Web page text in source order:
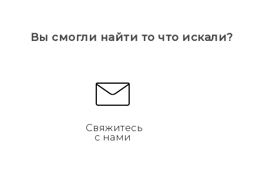
Вы смогли найти то что искали?
Свяжитесь
с нами